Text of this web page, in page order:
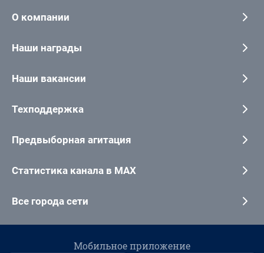
О компании
Наши награды
Наши вакансии
Техподдержка
Предвыборная агитация
Статистика канала в MAX
Все города сети
Мобильное приложение